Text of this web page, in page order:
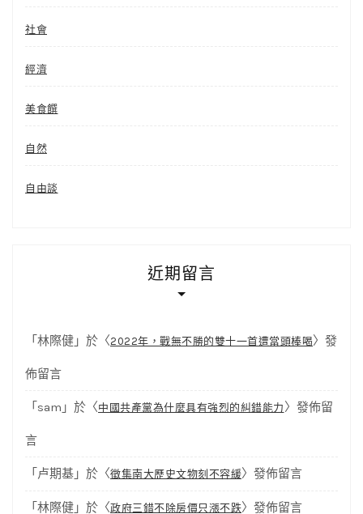
社會
經濟
美食饌
自然
自由談
近期留言
「 林際健 」於〈2022年，戰無不勝的雙十一首遭當頭棒喝〉發
佈留言
「 sam 」於〈中國共產黨為什麼具有強烈的糾錯能力 〉發佈留
言
「 卢期基 」於〈徵集南大歷史文物刻不容緩〉發佈留言
「 林際健 」於〈政府三錯不除房價只漲不跌〉發佈留言